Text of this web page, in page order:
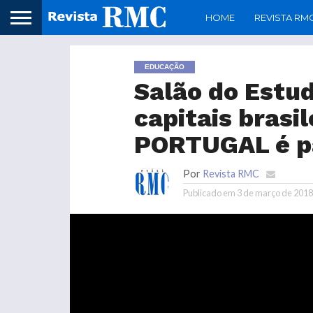
HOME REVISTA
EDUCAÇÃO
Salão do
capitais
PORTUGAL é
Por Revista RMC
Publicado em 3 de março de 2018